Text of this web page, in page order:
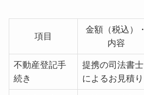
項目
金額（税込）・
内容
不動産登記手
続き
提携の司法書士
によるお見積り